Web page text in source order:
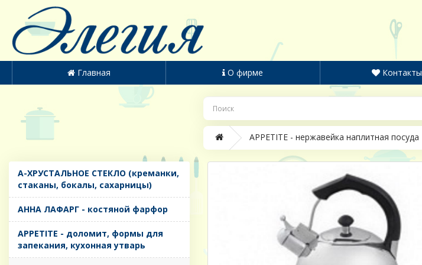
Главная О фирме Контакты
APPETITE - нержавейка наплитная посуда
A-ХРУСТАЛЬНОЕ СТЕКЛО (креманки,
стаканы, бокалы, сахарницы)
AHHA ЛАФАРГ - костяной фарфор
APPETITE - доломит, формы для
запекания, кухонная утварь